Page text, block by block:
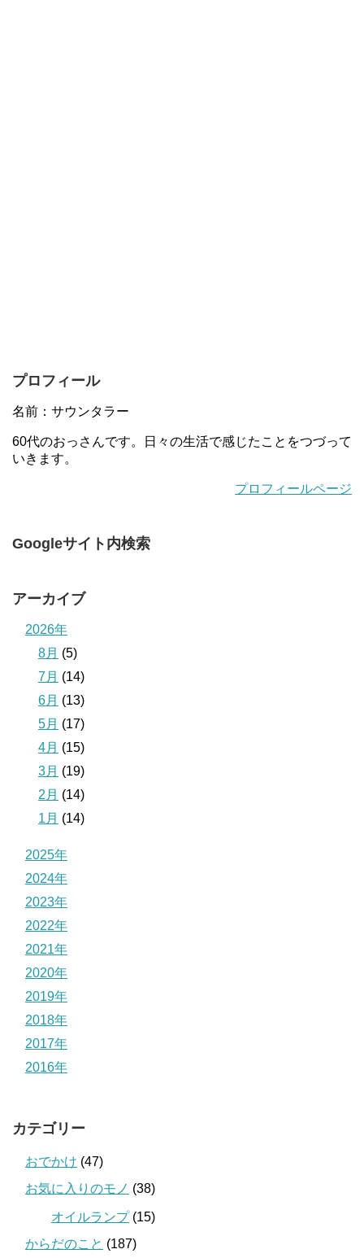
プロフィール
名前：サウンタラー
60代のおっさんです。日々の生活で感じたことをつづって
いきます。
プロフィールページ
Googleサイト内検索
アーカイブ
2026年
8月 (5)
7月 (14)
6月 (13)
5月 (17)
4月 (15)
3月 (19)
2月 (14)
1月 (14)
2025年
2024年
2023年
2022年
2021年
2020年
2019年
2018年
2017年
2016年
カテゴリー
おでかけ (47)
お気に入りのモノ (38)
オイルランプ(15)
からだのこと (187)